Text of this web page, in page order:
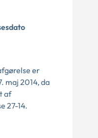
er
maj 2014, da
af
27-14.